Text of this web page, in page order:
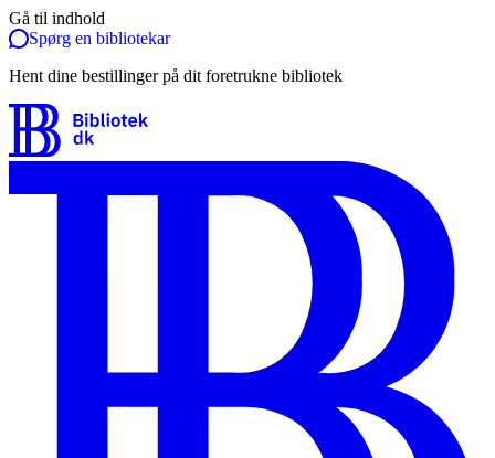
Gå til indhold
Spørg en bibliotekar
Hent dine bestillinger på dit foretrukne bibliotek